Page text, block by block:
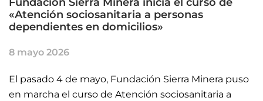
Fundación Sierra Minera inicia el curso de
«Atención sociosanitaria a personas
dependientes en domicilios»
8 mayo 2026
El pasado 4 de mayo, Fundación Sierra Minera puso
en marcha el curso de Atención sociosanitaria a